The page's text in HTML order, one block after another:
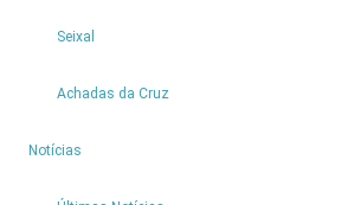
Seixal
Achadas da Cruz
Notícias
Ata-4-2019.pdf
Ata Nº 5/2019 - Reunião Ordinária